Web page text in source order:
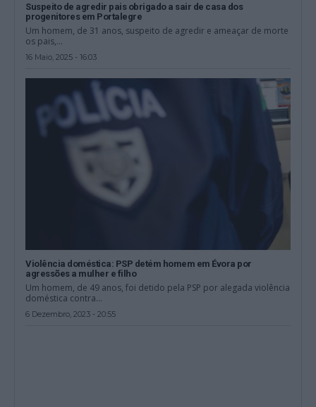
Suspeito de agredir pais obrigado a sair de casa dos
progenitores em Portalegre
Um homem, de 31 anos, suspeito de agredir e ameaçar de morte
os pais,...
16 Maio, 2025 - 16:03
Violência doméstica: PSP detém homem em Évora por
agressões a mulher e filho
Um homem, de 49 anos, foi detido pela PSP por alegada violência
doméstica contra...
6 Dezembro, 2023 - 20:55